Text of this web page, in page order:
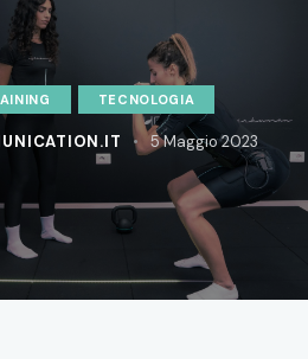
TECNOLOGIA
5 Maggio 2023